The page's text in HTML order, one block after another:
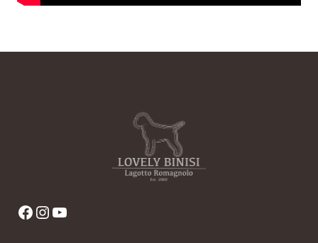
Facebook
Instagram
YouTube